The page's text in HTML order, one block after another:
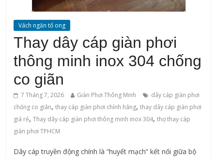
Vách ngăn tổ ong
Thay dây cáp giàn phơi
thông minh inox 304 chống
co giãn
7 Tháng 7, 2026 Giàn Phơi Thông Minh
dây cáp giàn phơi
chống co giãn,thay cáp giàn phơi chính hãng,thay dây cáp giàn phơi
giá rẻ,Thay dây cáp giàn phơi thông minh inox 304,thợ thay cáp
giàn phơi TPHCM
Dây cáp truyền động chính là “huyết mạch” kết nối giữa bộ